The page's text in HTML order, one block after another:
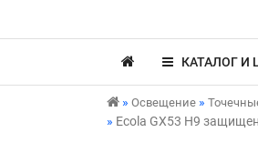
КАТАЛОГ И
Освещение
Ecola GX53 H9